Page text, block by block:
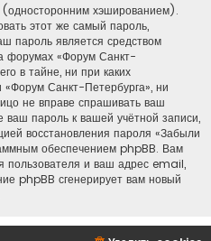
хэшированием).
этот же самый пароль,
пароль является средством
форумах «Форум Санкт-
в тайне, ни при каких
«Форум Санкт-Петербурга», ни
не вправе спрашивать ваш
ваш пароль к вашей учётной записи,
восстановления пароля «Забыли
обеспечением phpBB. Вам
пользователя и ваш адрес email,
phpBB сгенерирует вам новый